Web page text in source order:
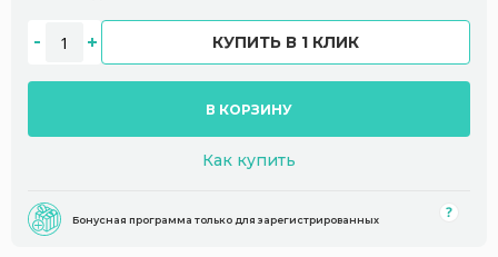
КУПИТЬ В 1 КЛИК
В КОРЗИНУ
Как купить
Бонусная программа только для зарегистрированных